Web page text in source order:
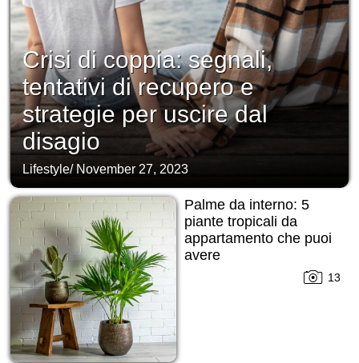
Crisi di coppia: segnali,
tentativi di recupero e
strategie per uscire dal
disagio
Lifestyle/ November 27, 2023
Palme da interno: 5
piante tropicali da
appartamento che puoi
avere
13